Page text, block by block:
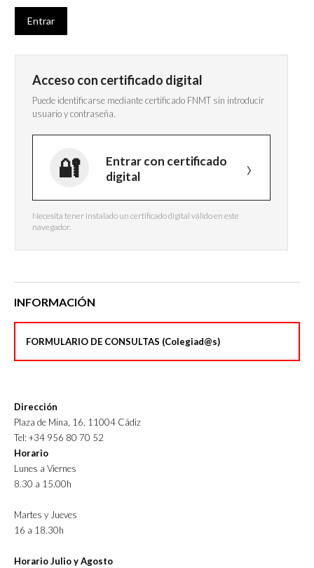
Acceso con certificado digital
Puede identificarse mediante certificado FNMT sin introducir
usuario y contraseña.
Entrar con certificado
digital
Necesita tener instalado un certificado digital válido en este
navegador.
INFORMACIÓN
FORMULARIO DE CONSULTAS (Colegiad@s)
Dirección
Plaza de Mina, 16, 11004 Cádiz
Tel: +34 956 80 70 52
Horario
Lunes a Viernes
8.30 a 15.00h
Martes y Jueves
16 a 18.30h
Horario Julio y Agosto